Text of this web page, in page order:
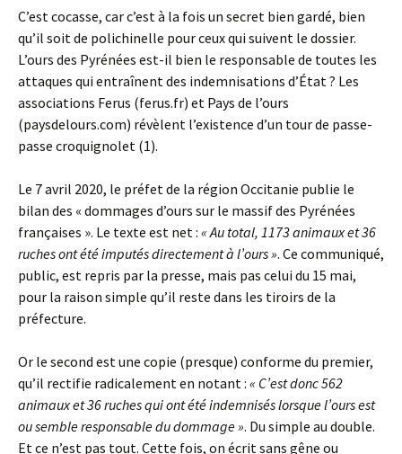
C’est cocasse, car c’est à la fois un secret bien gardé, bien
qu’il soit de polichinelle pour ceux qui suivent le dossier.
L’ours des Pyrénées est-il bien le responsable de toutes les
attaques qui entraînent des indemnisations d’État ? Les
associations Ferus (ferus.fr) et Pays de l’ours
(paysdelours.com) révèlent l’existence d’un tour de passe-
passe croquignolet (1).
Le 7 avril 2020, le préfet de la région Occitanie publie le
bilan des « dommages d’ours sur le massif des Pyrénées
françaises ». Le texte est net : « Au total, 1173 animaux et 36
ruches ont été imputés directement à l’ours ». Ce communiqué,
public, est repris par la presse, mais pas celui du 15 mai,
pour la raison simple qu’il reste dans les tiroirs de la
préfecture.
Or le second est une copie (presque) conforme du premier,
qu’il rectifie radicalement en notant : « C’est donc 562
animaux et 36 ruches qui ont été indemnisés lorsque l’ours est
ou semble responsable du dommage ». Du simple au double.
Et ce n’est pas tout. Cette fois, on écrit sans gêne ou